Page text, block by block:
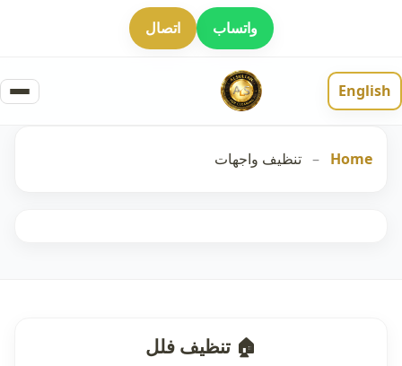
واتساب اتصال
English
Home
– تنظيف واجهات
🏠 تنظيف فلل